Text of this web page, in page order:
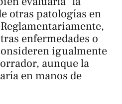
otras patologías en
enfermedades o
igualmente
aunque la
en manos de